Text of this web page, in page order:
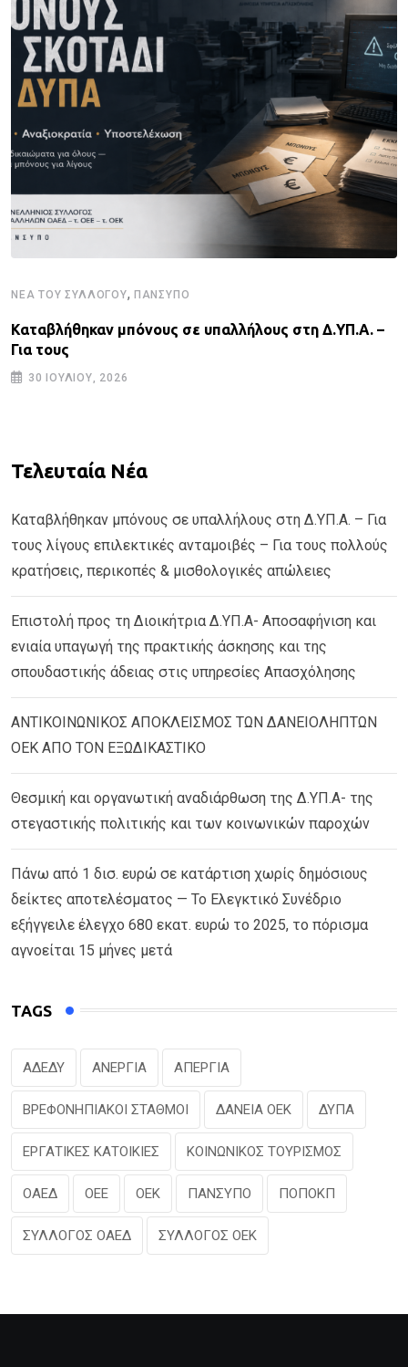
ΝΈΑ ΤΟΥ ΣΥΛΛΌΓΟΥ, ΠΑΝΣΥΠΟ
Καταβλήθηκαν μπόνους σε υπαλλήλους στη Δ.ΥΠ.Α. –
Για τους
30 ΙΟΥΛΊΟΥ, 2026
Τελευταία Νέα
Καταβλήθηκαν μπόνους σε υπαλλήλους στη Δ.ΥΠ.Α. – Για
τους λίγους επιλεκτικές ανταμοιβές – Για τους πολλούς
κρατήσεις, περικοπές & μισθολογικές απώλειες
Επιστολή προς τη Διοικήτρια Δ.ΥΠ.Α- Αποσαφήνιση και
ενιαία υπαγωγή της πρακτικής άσκησης και της
σπουδαστικής άδειας στις υπηρεσίες Απασχόλησης
ΑΝΤΙΚΟΙΝΩΝΙΚΟΣ ΑΠΟΚΛΕΙΣΜΟΣ ΤΩΝ ΔΑΝΕΙΟΛΗΠΤΩΝ
ΟΕΚ ΑΠΟ ΤΟΝ ΕΞΩΔΙΚΑΣΤΙΚΟ
Θεσμική και οργανωτική αναδιάρθωση της Δ.ΥΠ.Α- της
στεγαστικής πολιτικής και των κοινωνικών παροχών
Πάνω από 1 δισ. ευρώ σε κατάρτιση χωρίς δημόσιους
δείκτες αποτελέσματος — Το Ελεγκτικό Συνέδριο
εξήγγειλε έλεγχο 680 εκατ. ευρώ το 2025, το πόρισμα
αγνοείται 15 μήνες μετά
TAGS
ΑΔΕΔΥ ΑΝΕΡΓΙΑ ΑΠΕΡΓΙΑ
ΒΡΕΦΟΝΗΠΙΑΚΟΙ ΣΤΑΘΜΟΙ ΔΑΝΕΙΑ ΟΕΚ ΔΥΠΑ
ΕΡΓΑΤΙΚΕΣ ΚΑΤΟΙΚΙΕΣ ΚΟΙΝΩΝΙΚΟΣ ΤΟΥΡΙΣΜΟΣ
ΟΑΕΔ ΟΕΕ ΟΕΚ ΠΑΝΣΥΠΟ ΠΟΠΟΚΠ
ΣΥΛΛΟΓΟΣ ΟΑΕΔ ΣΥΛΛΟΓΟΣ ΟΕΚ